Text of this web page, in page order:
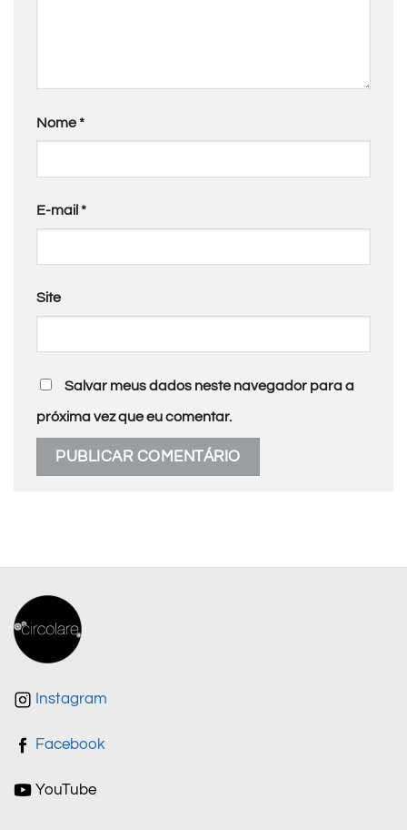
Nome*
E-mail *
Site
Salvar meus dados neste navegador para a
próxima vez que eu comentar.
Instagram
Facebook
YouTube